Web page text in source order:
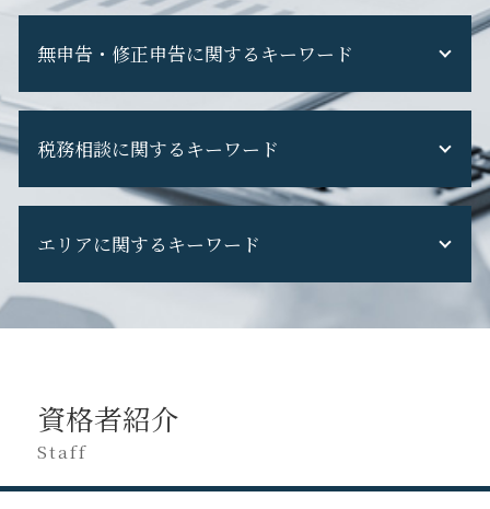
税務調査 通知 来た
税務調査 修正申告 断る
税務調査 選ばれる 理由
税務調査 断れる
税務調査 立会い
税務調査 追徴課税
税務調査 怖い
税務調査 現金商売
税務調査 当日
税務調査 流れ
税務調査 準備
税務調査 個人事業主
税理士 を 変える
税理士 代替わり
税理士交代 契約内容
税理士変更 電子申告
税理士交代時 書類 回収
税理士 変える 理由
機密 文書 回収
税理士 を 変える 時
税理士 の 変更
税理士 変更 注意 点
税理士 選び方
税理士変更 必要書類
無申告・修正申告に関するキーワード
無申告 相談
確定申告 してない
確定申告 遅れた
無申告 バレる
無申告 時効
無申告 税理士
無申告 個人事業主
無申告 ペナルティ
修正申告 ペナルティ
税務相談に関するキーワード
税務申告 法人税
税務申告 親会社
税務相談 独占業務
税務調査 対象期間
税務相談 場所
法人 税務相談
税務申告 決算
エリアに関するキーワード
日野市 税務相談
立川市 法人税務
八王子市 税務調査 対応
資格者紹介
Staff